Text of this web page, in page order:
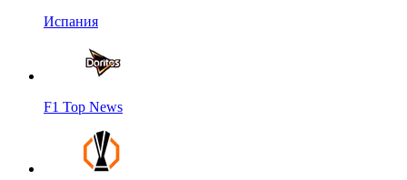
Испания
F1 Top News